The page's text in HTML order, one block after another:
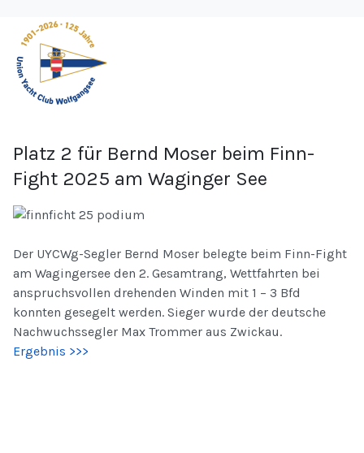
Platz 2 für Bernd Moser beim Finn-
Fight 2025 am Waginger See
Der UYCWg-Segler Bernd Moser belegte beim Finn-Fight
am Wagingersee den 2. Gesamtrang, Wettfahrten bei
anspruchsvollen drehenden Winden mit 1 – 3 Bfd
konnten gesegelt werden. Sieger wurde der deutsche
Nachwuchssegler Max Trommer aus Zwickau.
Ergebnis >>>